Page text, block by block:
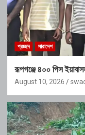
প্রচ্ছদ সারাদেশ
রূপগঞ্জে ৪০০ পিস
August 10, 2026